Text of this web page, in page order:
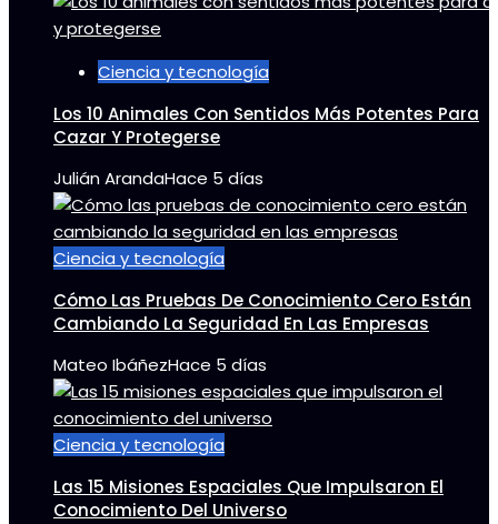
Ciencia y tecnología
Los 10 Animales Con Sentidos Más Potentes Para
Cazar Y Protegerse
Julián ArandaHace 5 días
Ciencia y tecnología
Cómo Las Pruebas De Conocimiento Cero Están
Cambiando La Seguridad En Las Empresas
Mateo IbáñezHace 5 días
Ciencia y tecnología
Las 15 Misiones Espaciales Que Impulsaron El
Conocimiento Del Universo